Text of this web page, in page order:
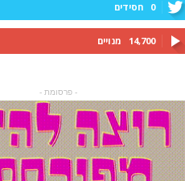
0 חסידים
14,700 מנויים
- פרסומת -